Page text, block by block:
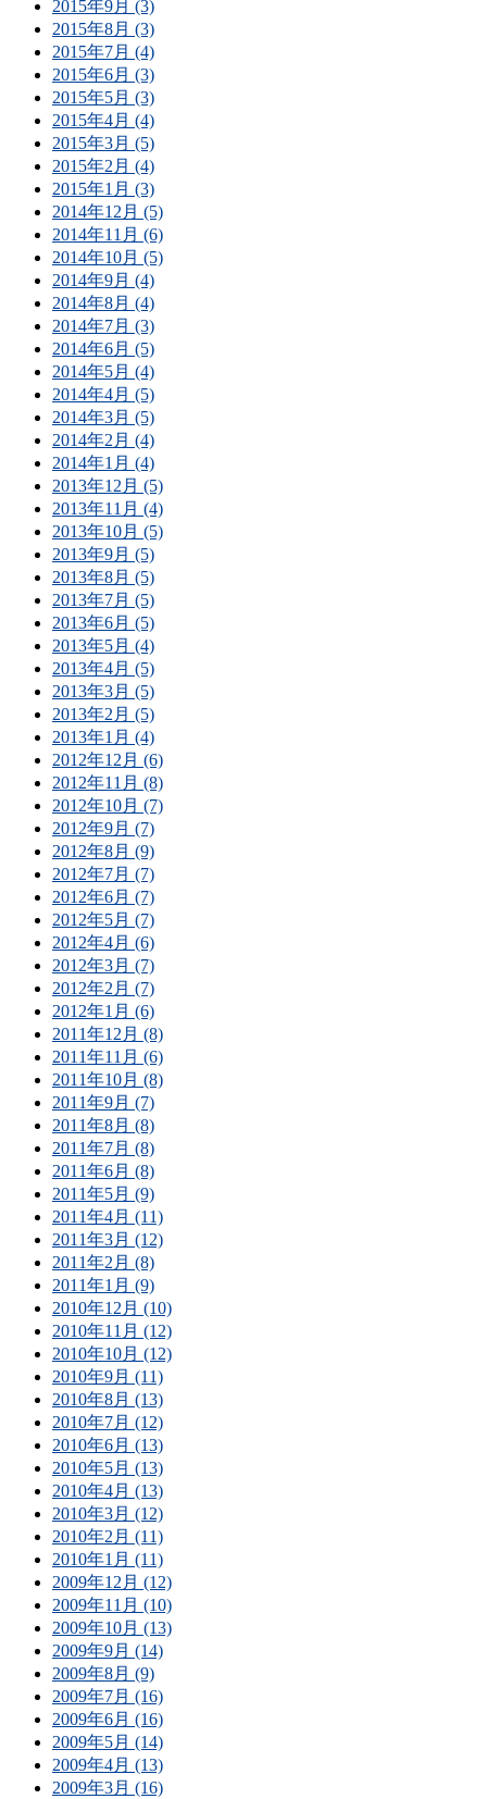
2015年9月 (3)
2015年8月 (3)
2015年7月 (4)
2015年6月 (3)
2015年5月 (3)
2015年4月 (4)
2015年3月 (5)
2015年2月 (4)
2015年1月 (3)
2014年12月 (5)
2014年11月 (6)
2014年10月 (5)
2014年9月 (4)
2014年8月 (4)
2014年7月 (3)
2014年6月 (5)
2014年5月 (4)
2014年4月 (5)
2014年3月 (5)
2014年2月 (4)
2014年1月 (4)
2013年12月 (5)
2013年11月 (4)
2013年10月 (5)
2013年9月 (5)
2013年8月 (5)
2013年7月 (5)
2013年6月 (5)
2013年5月 (4)
2013年4月 (5)
2013年3月 (5)
2013年2月 (5)
2013年1月 (4)
2012年12月 (6)
2012年11月 (8)
2012年10月 (7)
2012年9月 (7)
2012年8月 (9)
2012年7月 (7)
2012年6月 (7)
2012年5月 (7)
2012年4月 (6)
2012年3月 (7)
2012年2月 (7)
2012年1月 (6)
2011年12月 (8)
2011年11月 (6)
2011年10月 (8)
2011年9月 (7)
2011年8月 (8)
2011年7月 (8)
2011年6月 (8)
2011年5月 (9)
2011年4月 (11)
2011年3月 (12)
2011年2月 (8)
2011年1月 (9)
2010年12月 (10)
2010年11月 (12)
2010年10月 (12)
2010年9月 (11)
2010年8月 (13)
2010年7月 (12)
2010年6月 (13)
2010年5月 (13)
2010年4月 (13)
2010年3月 (12)
2010年2月 (11)
2010年1月 (11)
2009年12月 (12)
2009年11月 (10)
2009年10月 (13)
2009年9月 (14)
2009年8月 (9)
2009年7月 (16)
2009年6月 (16)
2009年5月 (14)
2009年4月 (13)
2009年3月 (16)